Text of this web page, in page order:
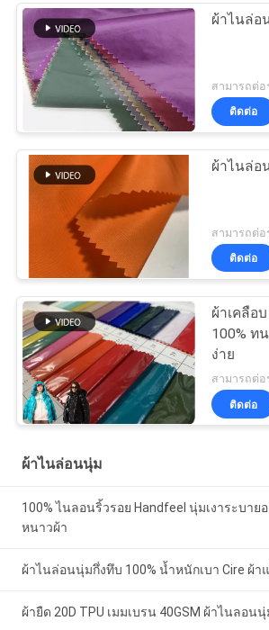
ผ้าไนล่อ
ติดต่อ
ผ้าไนล่อ
ติดต่อ
ผ้าเคลือ
100% ท
ง่าย
ติดต่อ
ผ้าไนล่อนนุ่ม
100% ไนลอนริ้วรอย Handfeel นุ่มเงาระบาย
หนาวผ้า
ผ้าไนล่อนนุ่มกึ่งทึบ 100% น้ำหนักเบา Cire ผ้
ผ้ายืด 20D TPU เมมเบรน 40GSM ผ้าไนลอนนุ่